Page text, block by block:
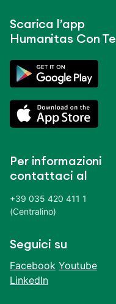
Scarica l’app
Humanitas Con Te
Per informazioni
contattaci al
+39 035 420 411 1
(Centralino)
Seguici su
Facebook Youtube
LinkedIn